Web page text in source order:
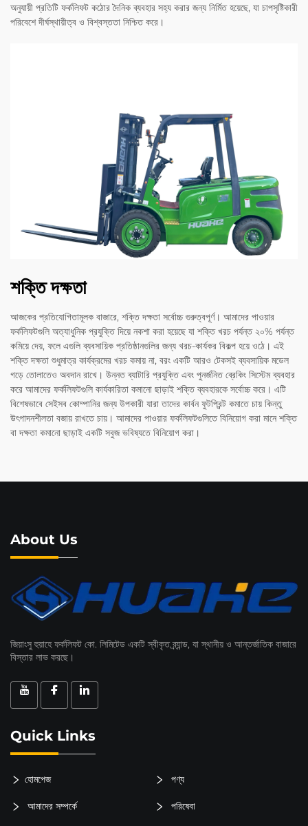
অনুযায়ী প্রতিটি ফর্কলিফট কঠোর দৈনিক ব্যবহার সহ্য করার জন্য নির্মিত হয়েছে, যা চাপসৃষ্টিকারী
পরিবেশে দীর্ঘস্থায়ীত্ব ও বিশ্বস্ততা নিশ্চিত করে।
শক্তি দক্ষতা
আজকের প্রতিযোগিতামূলক বাজারে, শক্তি দক্ষতা সর্বোচ্চ গুরুত্বপূর্ণ। আমাদের পাওয়ার
ফর্কলিফটগুলি অত্যাধুনিক প্রযুক্তি দিয়ে নকশা করা হয়েছে যা শক্তি খরচ পর্যন্ত ২০% পর্যন্ত
কমিয়ে দেয়, ফলে এগুলি ব্যবসায়িক প্রতিষ্ঠানগুলির জন্য খরচ-কার্যকর বিকল্প হয়ে ওঠে। এই
শক্তি দক্ষতা শুধুমাত্র কার্যক্রমের খরচ কমায় না, বরং একটি আরও টেকসই ব্যবসায়িক মডেল
গড়ে তোলাতেও অবদান রাখে। উন্নত ব্যাটারি প্রযুক্তি এবং পুনর্জনিত ব্রেকিং সিস্টেম ব্যবহার
করে আমাদের ফর্কলিফটগুলি কার্যকারিতা কমানো ছাড়াই শক্তি ব্যবহারকে সর্বোচ্চ করে। এটি
বিশেষভাবে সেইসব কোম্পানির জন্য উপকারী যারা তাদের কার্বন ফুটপ্রিন্ট কমাতে চায় কিন্তু
উৎপাদনশীলতা বজায় রাখতে চায়। আমাদের পাওয়ার ফর্কলিফটগুলিতে বিনিয়োগ করা মানে শক্তি
বা দক্ষতা কমানো ছাড়াই একটি সবুজ ভবিষ্যতে বিনিয়োগ করা।
About Us
জিয়াংসু হুয়াহে ফর্কলিফট কো. লিমিটেড একটি স্বীকৃত ব্র্যান্ড, যা স্থানীয় ও আন্তর্জাতিক বাজারে
বিস্তার লাভ করছে।
Quick Links
হোমপেজ পণ্য
আমাদের সম্পর্কে পরিষেবা